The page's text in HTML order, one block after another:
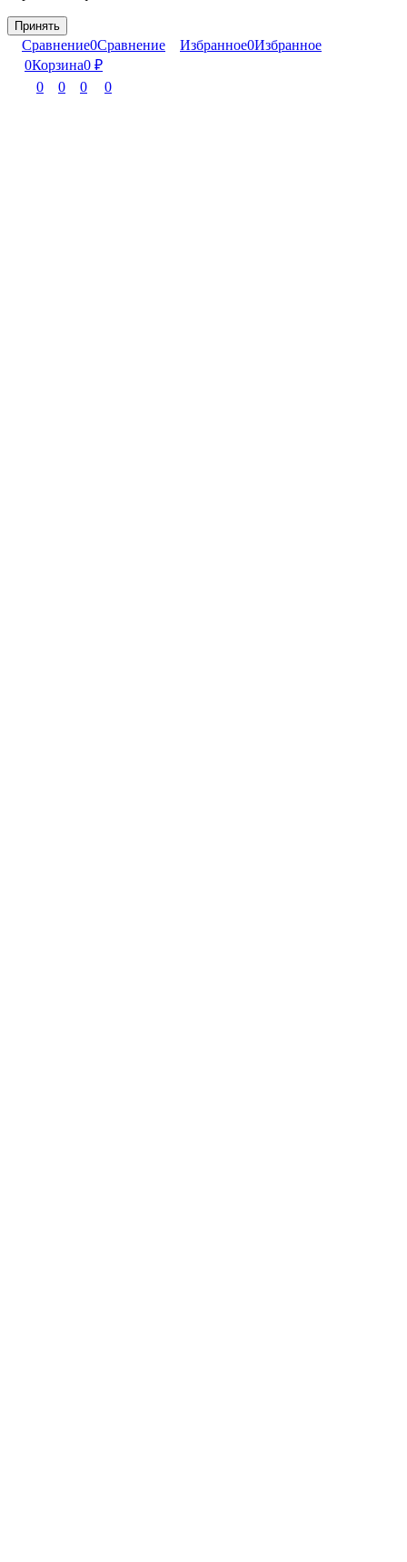
Принять
Сравнение0Сравнение Избранное0Избранное
0Корзина0 ₽
0
0 0 0